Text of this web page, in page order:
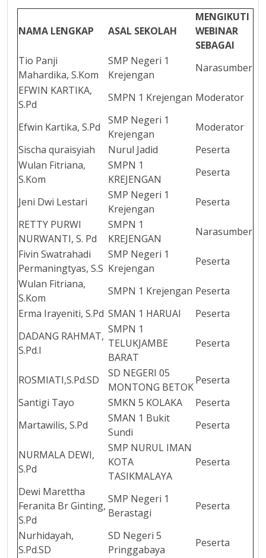
NAMA LENGKAP ASAL SEKOLAH
MENGIKUTI
WEBINAR
SEBAGAI
Tio Panji
Mahardika, S.Kom
SMP Negeri 1
Krejengan
Narasumber
EFWIN KARTIKA,
S.Pd
SMPN 1 Krejengan Moderator
Efwin Kartika, S.Pd
SMP Negeri 1
Krejengan
Moderator
Sischa quraisyiah
Nurul Jadid
Peserta
Wulan Fitriana,
S.Kom
SMPN 1
KREJENGAN
Peserta
Jeni Dwi Lestari
SMP Negeri 1
Krejengan
Peserta
RETTY PURWI
NURWANTI, S. Pd
SMPN 1
KREJENGAN
Narasumber
Fivin Swatrahadi
Permaningtyas, S.S
SMP Negeri 1
Krejengan
Peserta
Wulan Fitriana,
S.Kom
SMPN 1 Krejengan Peserta
Erma Irayeniti, S.Pd SMAN 1 HARUAI
Peserta
DADANG RAHMAT,
S.Pd.I
SMPN 1
TELUKJAMBE
BARAT
Peserta
ROSMIATI,S.Pd.SD
SD NEGERI 05
MONTONG BETOK
Peserta
Santigi Tayo
SMKN 5 KOLAKA
Peserta
Martawilis, S.Pd
SMAN 1 Bukit
Sundi
Peserta
NURMALA DEWI,
S.Pd
SMP NURUL IMAN
KOTA
TASIKMALAYA
Peserta
Dewi Marettha
Feranita Br Ginting,
S.Pd
SMP Negeri 1
Berastagi
Peserta
Nurhidayah,
S.Pd.SD
SD Negeri 5
Pringgabaya
Peserta